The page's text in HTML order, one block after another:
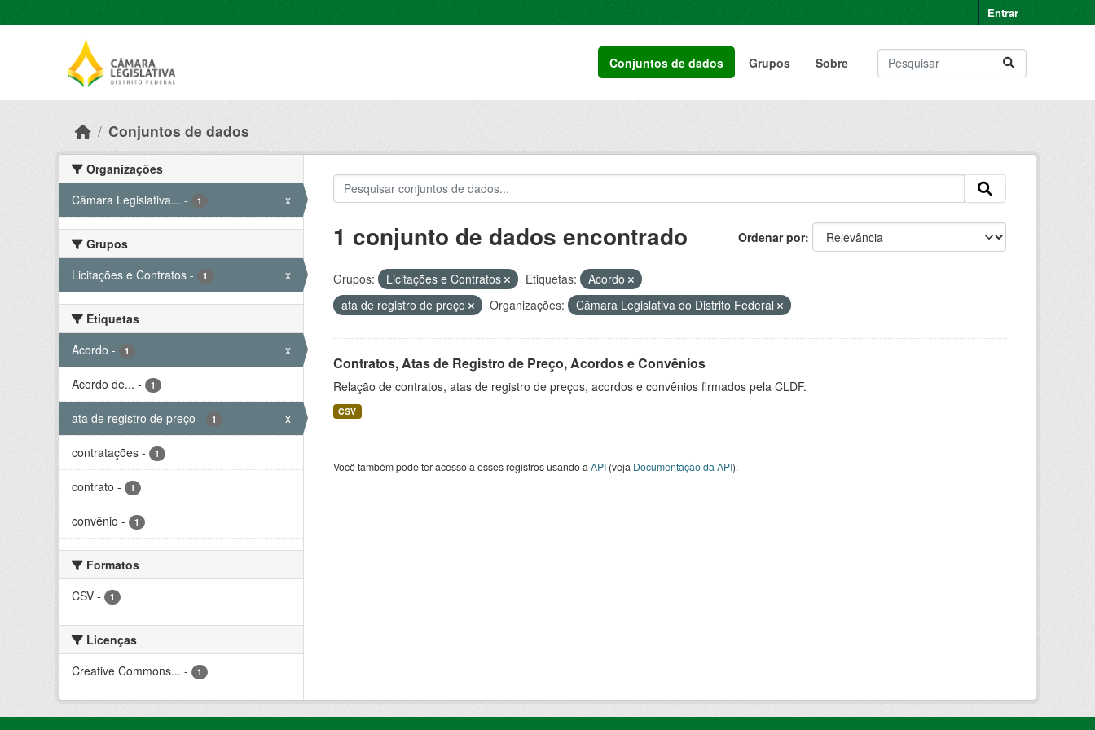
Entrar
Conjuntos de dados Grupos Sobre
Conjuntos de dados
Organizações
Câmara Legislativa... - 1 x
Grupos
Licitações e Contratos - 1 x
Etiquetas
Acordo - 1 x
Acordo de... - 1
ata de registro de preço - 1 x
contratações - 1
contrato - 1
convênio - 1
Formatos
CSV - 1
Licenças
Creative Commons... - 1
Ordenar por
1 conjunto de dados encontrado
Grupos: Licitações e Contratos Etiquetas:
Acordo
ata de registro de preço
Organizações: Câmara Legislativa do Distrito Federal
Contratos, Atas de Registro de Preço, Acordos e Convênios
Relação de contratos, atas de registro de preços, acordos e convênios firmados pela CLDF.
CSV
Você também pode ter acesso a esses registros usando a API(veja Documentação da API).